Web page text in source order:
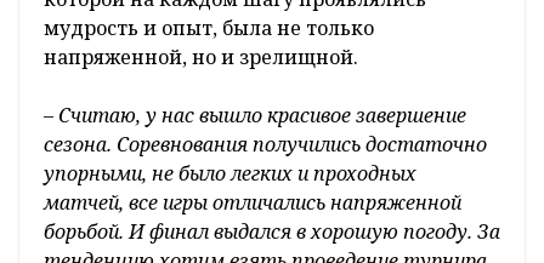
Несмотря на капризы погоды, последняя
неделя сентября и начало нынешнего
выдались особенно жаркими. На открытом
теннисном турнире помериться спортивным
мастерством, отточенным за многие годы,
собрались 34 участника. У каждого из них за
плечами множество тренировок и